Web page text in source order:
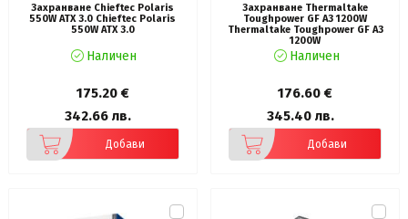
Захранване Chieftec Polaris
550W ATX 3.0 Chieftec Polaris
550W ATX 3.0
Наличен
175.20 €
342.66 лв.
Добави
Захранване Thermaltake
Toughpower GF A3 1200W
Thermaltake Toughpower GF A3
1200W
Наличен
176.60 €
345.40 лв.
Добави